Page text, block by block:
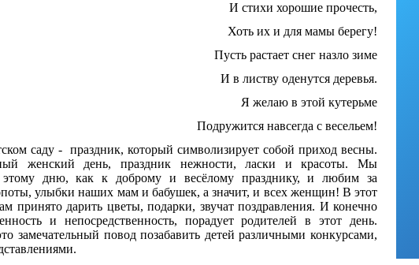
И стихи хорошие прочесть,
Хоть их и для мамы берегу!
Пусть растает снег назло зиме
И в листву оденутся деревья.
Я желаю в этой кутерьме
Подружится навсегда с весельем!
саду - праздник, который символизирует собой приход весны.
женский день, праздник нежности, ласки и красоты. Мы
дню, как к доброму и весёлому празднику, и любим за
улыбки наших мам и бабушек, а значит, и всех женщин! В этот
принято дарить цветы, подарки, звучат поздравления. И конечно
и непосредственность, порадует родителей в этот день.
замечательный повод позабавить детей различными конкурсами,